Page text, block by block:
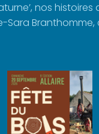
nos
Sara Branthomme,